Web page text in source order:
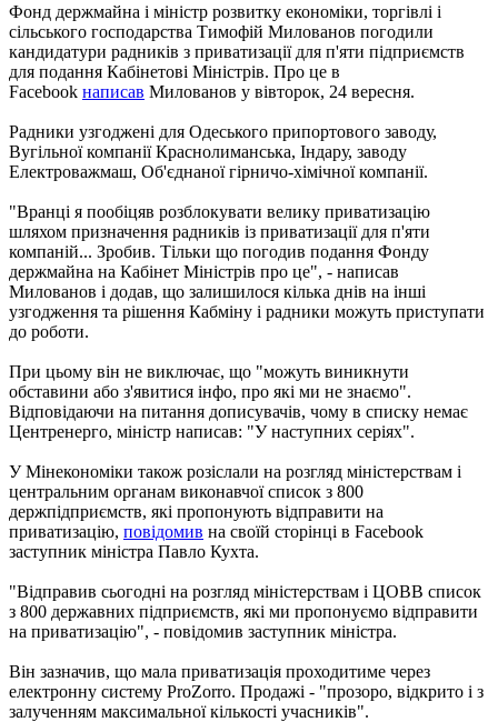
Фонд держмайна і міністр розвитку економіки, торгівлі і
сільського господарства Тимофій Милованов погодили
кандидатури радників з приватизації для п'яти підприємств
для подання Кабінетові Міністрів. Про це в
Facebook написав Милованов у вівторок, 24 вересня.
Радники узгоджені для Одеського припортового заводу,
Вугільної компанії Краснолиманська, Індару, заводу
Електроважмаш, Об'єднаної гірничо-хімічної компанії.
"Вранці я пообіцяв розблокувати велику приватизацію
шляхом призначення радників із приватизації для п'яти
компаній... Зробив. Тільки що погодив подання Фонду
держмайна на Кабінет Міністрів про це", - написав
Милованов і додав, що залишилося кілька днів на інші
узгодження та рішення Кабміну і радники можуть приступати
до роботи.
При цьому він не виключає, що "можуть виникнути
обставини або з'явитися інфо, про які ми не знаємо".
Відповідаючи на питання дописувачів, чому в списку немає
Центренерго, міністр написав: "У наступних серіях".
У Мінекономіки також розіслали на розгляд міністерствам і
центральним органам виконавчої список з 800
держпідприємств, які пропонують відправити на
приватизацію, повідомив на своїй сторінці в Facebook
заступник міністра Павло Кухта.
"Відправив сьогодні на розгляд міністерствам і ЦОВВ список
з 800 державних підприємств, які ми пропонуємо відправити
на приватизацію", - повідомив заступник міністра.
Він зазначив, що мала приватизація проходитиме через
електронну систему ProZorro. Продажі - "прозоро, відкрито і з
залученням максимальної кількості учасників".